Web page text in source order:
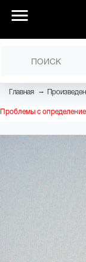
Главная →
Проблемы с